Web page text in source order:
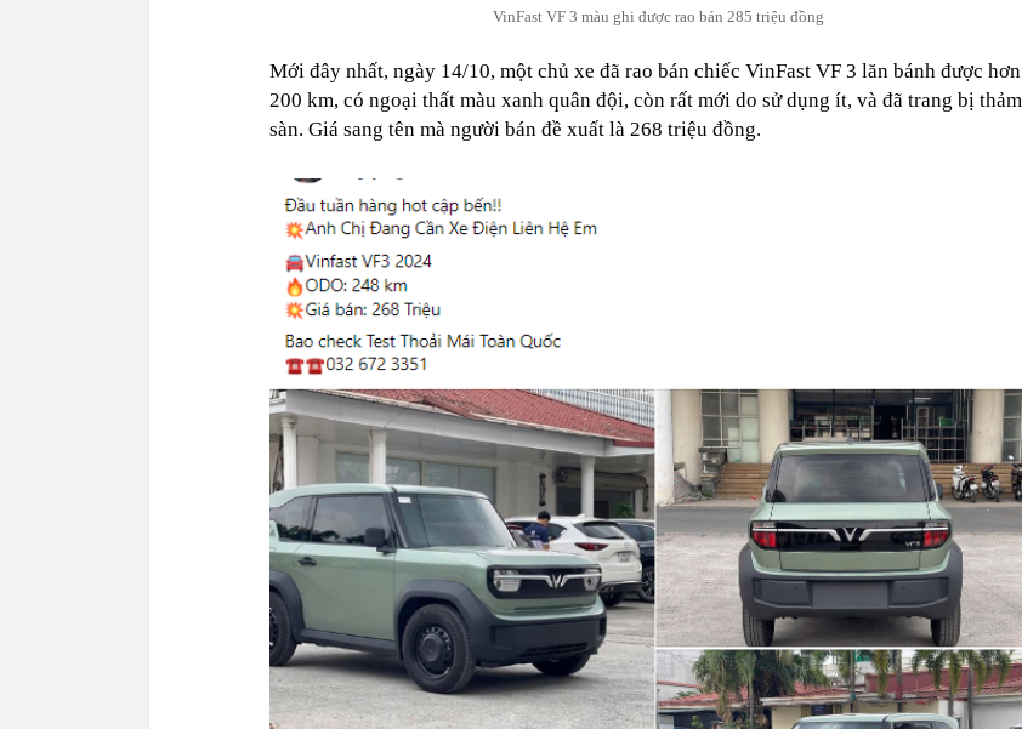
VinFast VF 3 màu ghi được rao bán 285 triệu đồng
Mới đây nhất, ngày 14/10, một chủ xe đã rao bán chiếc VinFast VF 3 lăn bánh được hơn
200 km, có ngoại thất màu xanh quân đội, còn rất mới do sử dụng ít, và đã trang bị thảm
sàn. Giá sang tên mà người bán đề xuất là 268 triệu đồng.